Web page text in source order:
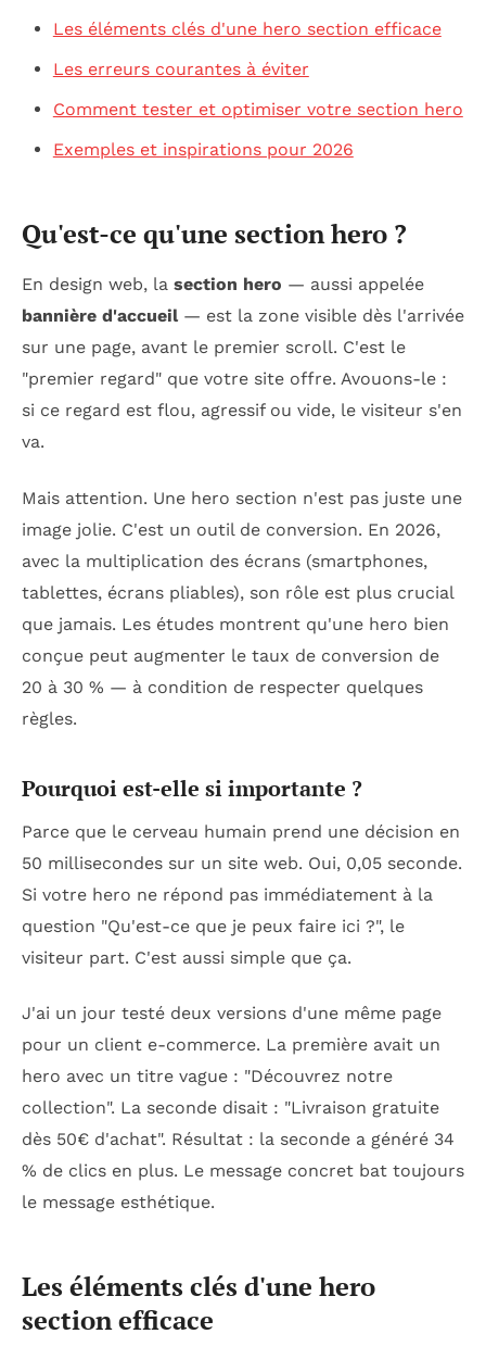
Les éléments clés d'une hero section efficace
Les erreurs courantes à éviter
Comment tester et optimiser votre section hero
Exemples et inspirations pour 2026
Qu'est-ce qu'une section hero ?
En design web, la section hero — aussi appelée
bannière d'accueil— est la zone visible dès l'arrivée
sur une page, avant le premier scroll. C'est le
"premier regard" que votre site offre. Avouons-le :
si ce regard est flou, agressif ou vide, le visiteur s'en
va.
Mais attention. Une hero section n'est pas juste une
image jolie. C'est un outil de conversion. En 2026,
avec la multiplication des écrans (smartphones,
tablettes, écrans pliables), son rôle est plus crucial
que jamais. Les études montrent qu'une hero bien
conçue peut augmenter le taux de conversion de
20 à 30 % — à condition de respecter quelques
règles.
Pourquoi est-elle si importante ?
Parce que le cerveau humain prend une décision en
50 millisecondes sur un site web. Oui, 0,05 seconde.
Si votre hero ne répond pas immédiatement à la
question "Qu'est-ce que je peux faire ici ?", le
visiteur part. C'est aussi simple que ça.
J'ai un jour testé deux versions d'une même page
pour un client e-commerce. La première avait un
hero avec un titre vague : "Découvrez notre
collection". La seconde disait : "Livraison gratuite
dès 50€ d'achat". Résultat : la seconde a généré 34
% de clics en plus. Le message concret bat toujours
le message esthétique.
Les éléments clés d'une hero
section efficace